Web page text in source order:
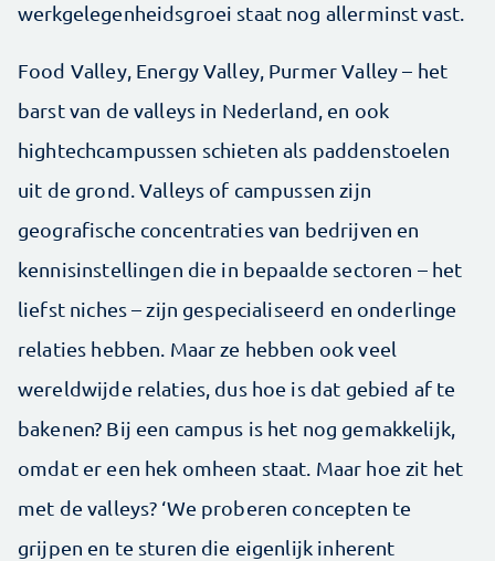
werkgelegenheidsgroei staat nog allerminst vast.
Food Valley, Energy Valley, Purmer Valley – het
barst van de valleys in Nederland, en ook
hightechcampussen schieten als paddenstoelen
uit de grond. Valleys of campussen zijn
geografische concentraties van bedrijven en
kennisinstellingen die in bepaalde sectoren – het
liefst niches – zijn gespecialiseerd en onderlinge
relaties hebben. Maar ze hebben ook veel
wereldwijde relaties, dus hoe is dat gebied af te
bakenen? Bij een campus is het nog gemakkelijk,
omdat er een hek omheen staat. Maar hoe zit het
met de valleys? ‘We proberen concepten te
grijpen en te sturen die eigenlijk inherent